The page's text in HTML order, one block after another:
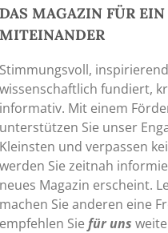
DAS MAGAZIN FÜR
MITEINANDER
Stimmungsvoll,
wissenschaftlich fundiert,
informativ. Mit einem
unterstützen Sie unser
Kleinsten und verpassen
werden Sie zeitnah
neues Magazin erscheint.
machen Sie anderen eine
empfehlen Siefür uns